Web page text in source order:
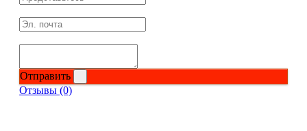
BCAA в таблетках и капсулах
Креатин
Отправить
Отзывы (0)